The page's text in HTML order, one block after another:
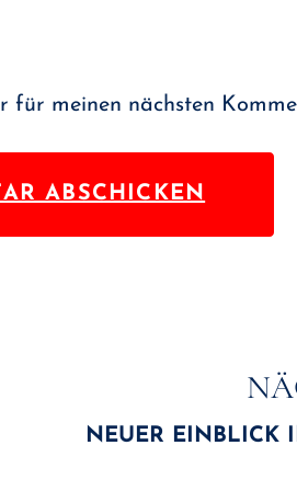
für meinen nächsten
NEUER EINBLICK